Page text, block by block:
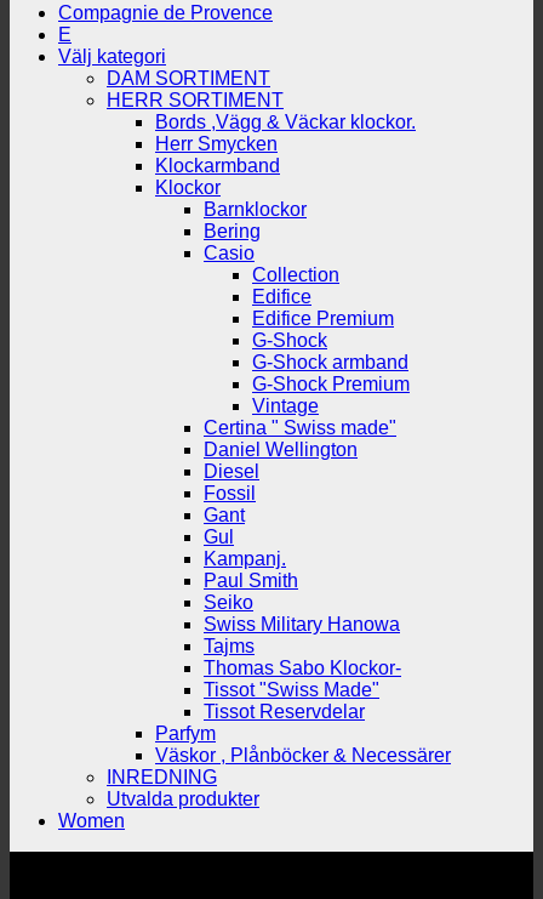
Compagnie de Provence
E
Välj kategori
DAM SORTIMENT
HERR SORTIMENT
Bords ,Vägg & Väckar klockor.
Herr Smycken
Klockarmband
Klockor
Barnklockor
Bering
Casio
Collection
Edifice
Edifice Premium
G-Shock
G-Shock armband
G-Shock Premium
Vintage
Certina " Swiss made"
Daniel Wellington
Diesel
Fossil
Gant
Gul
Kampanj.
Paul Smith
Seiko
Swiss Military Hanowa
Tajms
Thomas Sabo Klockor-
Tissot "Swiss Made"
Tissot Reservdelar
Parfym
Väskor , Plånböcker & Necessärer
INREDNING
Utvalda produkter
Women